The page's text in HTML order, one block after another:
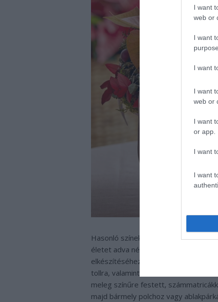
I want
web or
I want
I want
I want
web or
I want
or app.
I want
I want
Hasonló színeket felhasználva, a
életet adva néhány
elkészítéséhez 24 üres, fedeles
tollra, valamint két rózsaszínű
meleg színűre festett,
majd bármely polchoz vagy